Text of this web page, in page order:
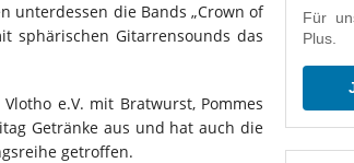
unterdessen die Bands „Crown of
sphärischen Gitarrensounds das
e.V. mit Bratwurst, Pommes
Getränke aus und hat auch die
getroffen.
Für
Plus.